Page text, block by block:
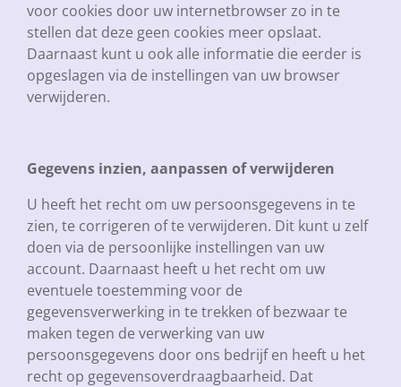
voor cookies door uw internetbrowser zo in te
stellen dat deze geen cookies meer opslaat.
Daarnaast kunt u ook alle informatie die eerder is
opgeslagen via de instellingen van uw browser
verwijderen.
Gegevens inzien, aanpassen of verwijderen
U heeft het recht om uw persoonsgegevens in te
zien, te corrigeren of te verwijderen. Dit kunt u zelf
doen via de persoonlijke instellingen van uw
account. Daarnaast heeft u het recht om uw
eventuele toestemming voor de
gegevensverwerking in te trekken of bezwaar te
maken tegen de verwerking van uw
persoonsgegevens door ons bedrijf en heeft u het
recht op gegevensoverdraagbaarheid. Dat